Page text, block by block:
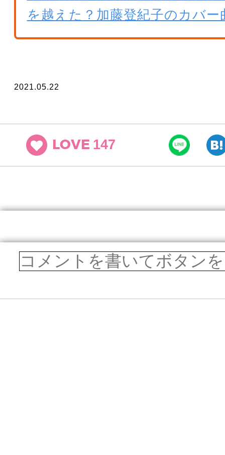
を越えた？加藤登紀子のカバー
2021.05.22
LOVE 147